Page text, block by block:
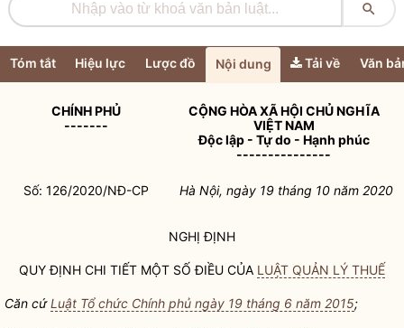

Tóm tắt Hiệu lực Lược đồ Nội dung Tải về Văn
CHÍNH PHỦ
-------
CỘNG HÒA XÃ HỘI CHỦ NGHĨA
VIỆT NAM
Độc lập - Tự do - Hạnh phúc
---------------
Số: 126/2020/NĐ-CP Hà Nội, ngày 19 tháng 10 năm 2020
NGHỊ ĐỊNH
QUY ĐỊNH CHI TIẾT MỘT SỐ ĐIỀU CỦA LUẬT QUẢN LÝ THUẾ
Căn cứLuật Tổ chức Chính phủ ngày 19 tháng 6 năm 2015;